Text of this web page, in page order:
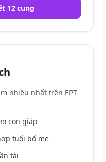
12 cung
nhiều nhất trên EPT
con giáp
tuổi bố mẹ
tài